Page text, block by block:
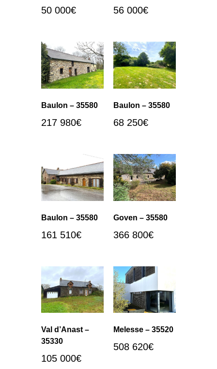
50 000€ 56 000€
Baulon – 35580
217 980€
Baulon – 35580
68 250€
Baulon – 35580
161 510€
Goven – 35580
366 800€
Val d’Anast –
35330
105 000€
Melesse – 35520
508 620€